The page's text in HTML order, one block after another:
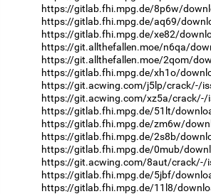
https://gitlab.fhi.mpg.de/8p6w/
https://gitlab.fhi.mpg.de/aq69/
https://gitlab.fhi.mpg.de/xe82/
https://git.allthefallen.moe/n6qa/
https://git.allthefallen.moe/2qom/
https://gitlab.fhi.mpg.de/xh1o/
https://git.acwing.com/j5lp/crack/-/
https://git.acwing.com/xz5a/crack/-/
https://gitlab.fhi.mpg.de/51lt/
https://gitlab.fhi.mpg.de/zm6w/
https://gitlab.fhi.mpg.de/2s8b/
https://gitlab.fhi.mpg.de/0mub/
https://git.acwing.com/8aut/crack/-/
https://gitlab.fhi.mpg.de/5jbf/
https://gitlab.fhi.mpg.de/11l8/